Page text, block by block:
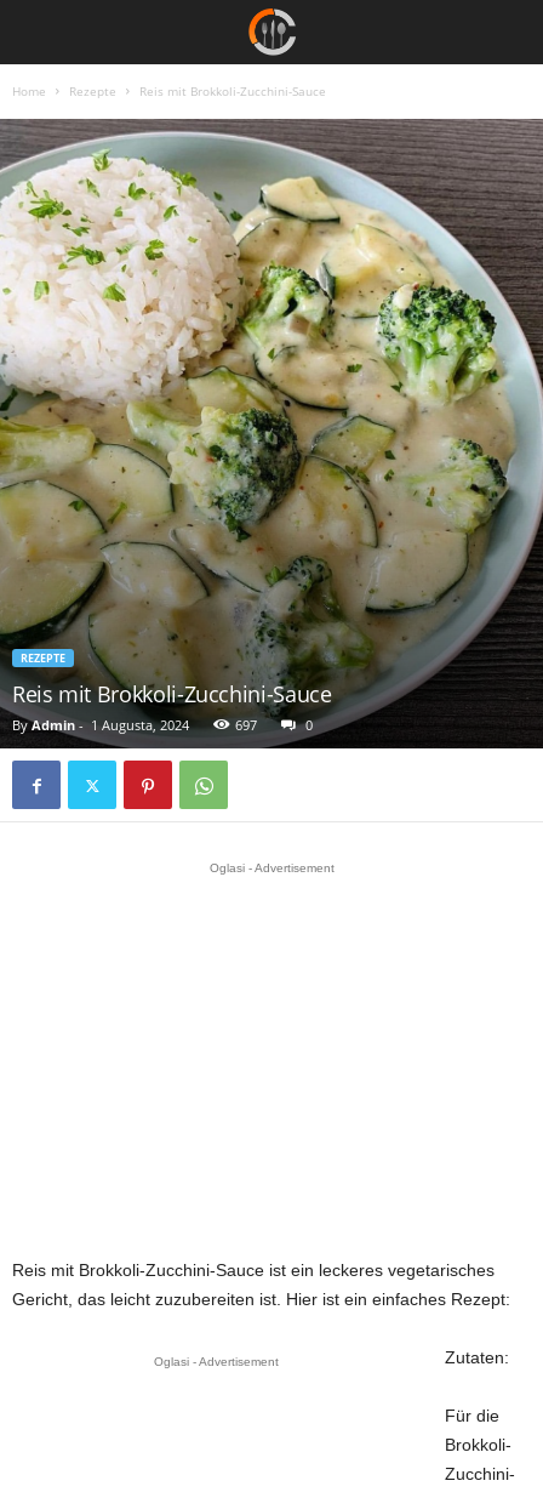
Home Rezepte Reis mit Brokkoli-Zucchini-Sauce
REZEPTE
Reis mit Brokkoli-Zucchini-Sauce
By Admin - 1 Augusta, 2024 697 0
Oglasi - Advertisement
Reis mit Brokkoli-Zucchini-Sauce ist ein leckeres vegetarisches
Gericht, das leicht zuzubereiten ist. Hier ist ein einfaches Rezept:
Oglasi - Advertisement Zutaten:
Für die
Brokkoli-
Zucchini-